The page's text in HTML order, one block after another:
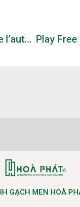
Vérification de l’authenticité du site officiel Nine Casino
GẠCH MEN HOÀ